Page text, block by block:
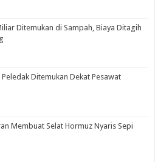
Ditemukan di Sampah, Biaya Ditagih
Ditemukan Dekat Pesawat
Membuat Selat Hormuz Nyaris Sepi